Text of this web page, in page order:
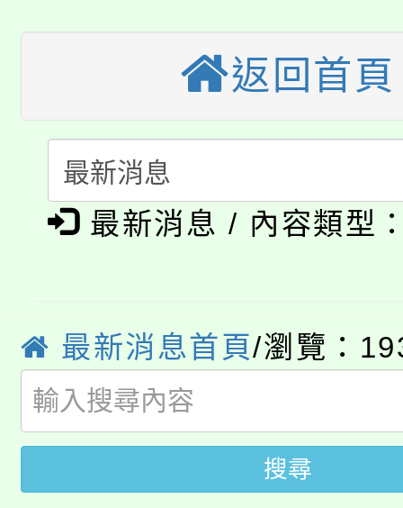
視費優惠，中低收入戶
半價優惠，詳情可洽有
者。
份教師增能研習
大溪自造教育及科技
份教師研習
會
115年食農教育專業人
程
「本色祭」8/29、30在
8/21下午1時於龍潭區
局官網。
8月14至27日，桃園電
開!
115年桃園市運動會8/
田徑場及游泳池舉行。
桃園市低收入戶享有免
視費優惠，中低收入戶
大園自造教育及科技
返回首頁
最新消息 / 內容類型
最新消息首頁/瀏覽：
搜尋